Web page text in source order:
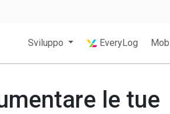
Sviluppo EveryLog
le tue